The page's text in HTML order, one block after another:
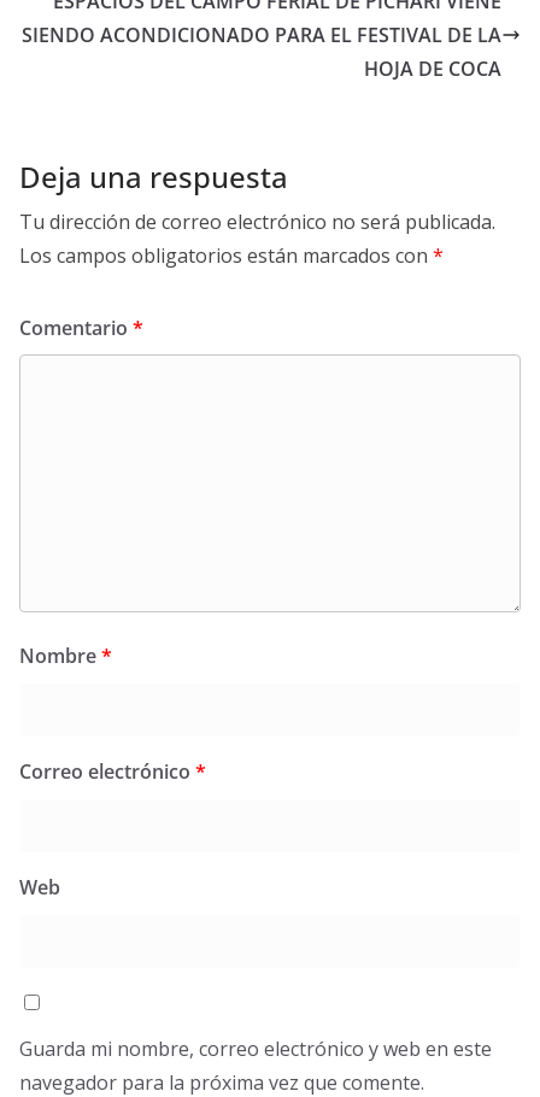
SIENDO ACONDICIONADO PARA EL FESTIVAL DE LA
HOJA DE COCA
Deja una respuesta
Tu dirección de correo electrónico no será publicada.
Los campos obligatorios están marcados con *
Comentario *
Nombre*
Correo electrónico *
Web
Guarda mi nombre, correo electrónico y web en este
navegador para la próxima vez que comente.